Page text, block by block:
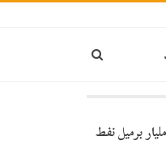
أرامكو: فقدان أكثر من 2.6 مليار برميل نفط